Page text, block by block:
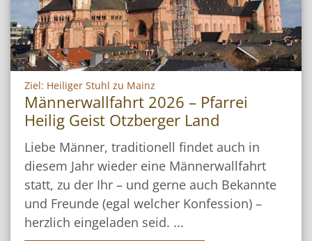
Ziel: Heiliger Stuhl zu Mainz
Männerwallfahrt 2026 – Pfarrei
Heilig Geist Otzberger Land
Liebe Männer, traditionell findet auch in
diesem Jahr wieder eine Männerwallfahrt
statt, zu der Ihr – und gerne auch Bekannte
und Freunde (egal welcher Konfession) –
herzlich eingeladen seid. ...